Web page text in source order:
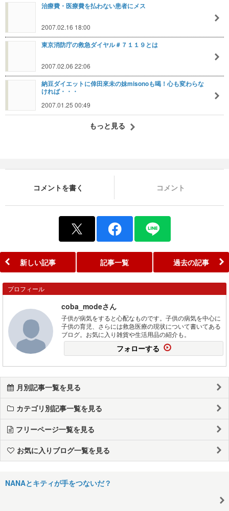
治療費・医療費を払わない患者にメス
2007.02.16 18:00
東京消防庁の救急ダイヤル＃７１１９とは
2007.02.06 22:06
納豆ダイエットに倖田來未の妹misonoも喝！心も変わらな
ければ・・・
2007.01.25 00:49
もっと見る
コメントを書く コメント
新しい記事 記事一覧 過去の記事
プロフィール
coba_modeさん
子供が病気をすると心配なものです。子供の病気を中心に
子供の育児、さらには救急医療の現状について書いてある
ブログ。お気に入り雑貨や生活用品の紹介も。
フォローする
月別記事一覧を見る
カテゴリ別記事一覧を見る
フリーページ一覧を見る
お気に入りブログ一覧を見る
NANAとキティが手をつないだ？